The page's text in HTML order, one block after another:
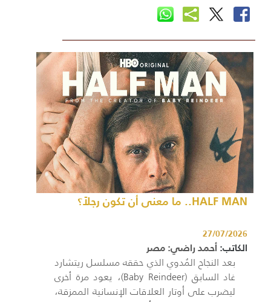
HALF MAN.. ما معنى أن تكون رجلاً؟
27/07/2026
الكاتب:أحمد راضي: مصر
بعد النجاح المُدوي الذي حققه مسلسل ريتشارد
غاد السابق (Baby Reindeer)، يعود مرة أخرى
ليضرب على أوتار العلاقات الإنسانية الممزقة،